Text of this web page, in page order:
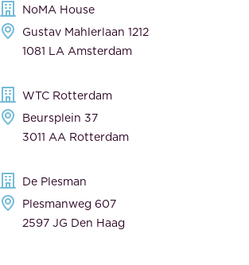
i
j
t
o
g
e
l
e
r
c
i
NoMA House
Gustav Mahlerlaan 1212
1081 LA Amsterdam
WTC Rotterdam
Beursplein 37
3011 AA Rotterdam
De Plesman
Plesmanweg 607
2597 JG Den Haag